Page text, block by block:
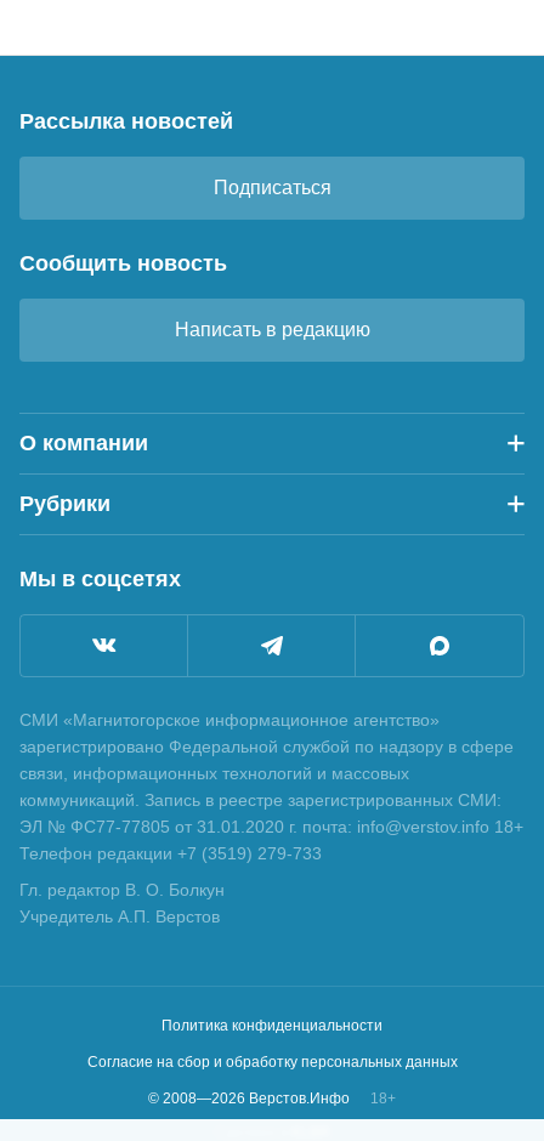
Рассылка новостей
Подписаться
Сообщить новость
Написать в редакцию
О компании
Рубрики
Мы в соцсетях
СМИ «Магнитогорское информационное агентство»
зарегистрировано Федеральной службой по надзору в сфере
связи, информационных технологий и массовых
коммуникаций. Запись в реестре зарегистрированных СМИ:
ЭЛ № ФС77-77805 от 31.01.2020 г. почта: info@verstov.info 18+
Телефон редакции +7 (3519) 279-733
Гл. редактор В. О. Болкун
Учредитель А.П. Верстов
Политика конфиденциальности
Согласие на сбор и обработку персональных данных
© 2008—2026 Верстов.Инфо
18+